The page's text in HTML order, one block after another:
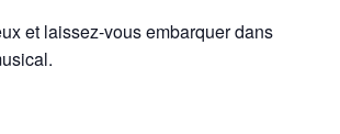
et laissez-vous embarquer dans